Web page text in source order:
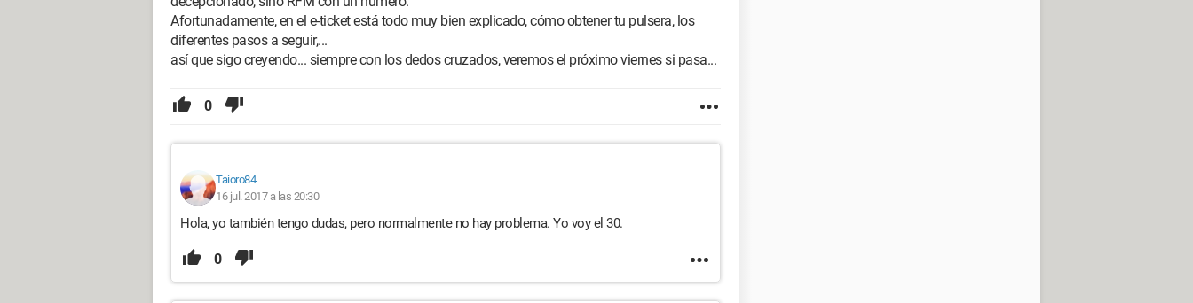
Afortunadamente, en el e-ticket está todo muy bien explicado, cómo obtener tu pulsera, los
diferentes pasos a seguir,...
así que sigo creyendo... siempre con los dedos cruzados, veremos el próximo viernes si pasa...
0
Taioro84
16 jul. 2017 a las 20:30
Hola, yo también tengo dudas, pero normalmente no hay problema. Yo voy el 30.
0